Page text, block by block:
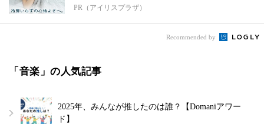
PR（アイリスプラザ）
Recommended by
「音楽」の人気記事
2025年、みんなが推したのは誰？【Domaniアワー
ド】